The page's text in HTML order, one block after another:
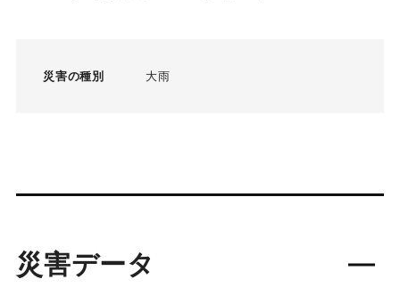
災害の種別 大雨
災害データ